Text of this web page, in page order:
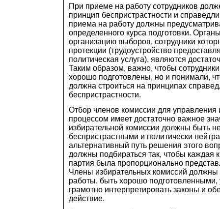
При приеме на работу сотрудников
принцип беспристрастности и
приема на работу должны
определенного курса подготовки.
организацию выборов, сотрудники
протекции (трудоустройство
политическая услуга), являются
Таким образом, важно, чтобы
хорошо подготовлены, но и понимали,
должна строиться на принципах
беспристрастности.
Отбор членов комиссии для управления
процессом имеет достаточно важное
избирательной комиссии должны быть
беспристрастными и политически
альтернативный путь решения этого
должны подбираться так, чтобы каждая
партия была пропорционально
Члены избирательных комиссий должны
работы, быть хорошо подготовленными,
грамотно интерпретировать законы и
действие.